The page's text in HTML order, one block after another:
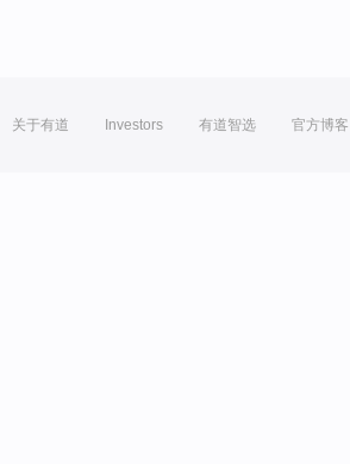
关于有道 Investors 有道智选 官方博客